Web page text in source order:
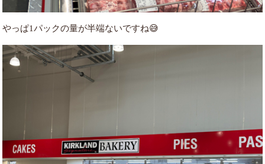
やっぱ1パックの量が半端ないですね😅